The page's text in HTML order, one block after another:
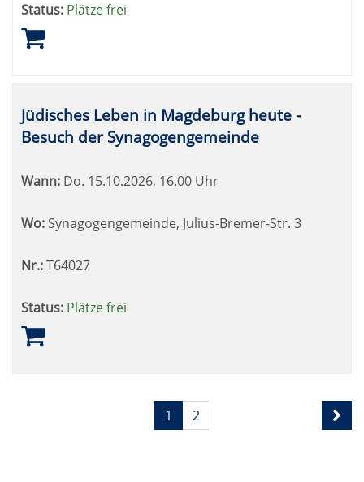
Status: Plätze frei
Jüdisches Leben in Magdeburg heute -
Besuch der Synagogengemeinde
Wann: Do. 15.10.2026, 16.00 Uhr
Wo: Synagogengemeinde, Julius-Bremer-Str. 3
Nr.:T64027
Status: Plätze frei
Seiten
blättern
1 2